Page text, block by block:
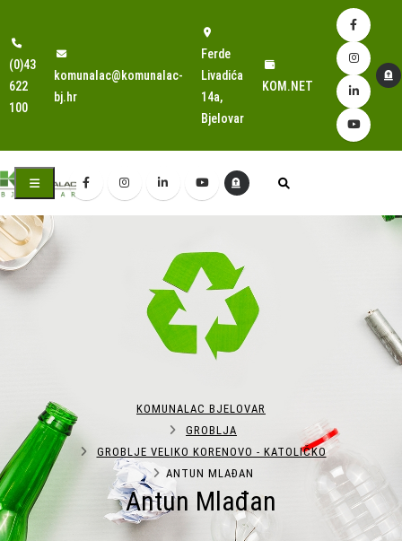
(0)43
622
100
komunalac@komunalac-
bj.hr
Ferde
Livadića
14a,
Bjelovar
KOM.NET
Antun Mlađan
KOMUNALAC BJELOVAR
GROBLJA
GROBLJE VELIKO KORENOVO - KATOLIČKO
ANTUN MLAĐAN